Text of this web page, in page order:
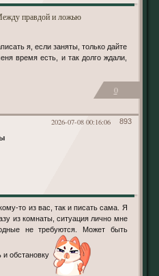
правдой и ложью
я, если заняты, только дайте
время есть, и так долго ждали,
0
893
2026-07-08 00:16:06
то из вас, так и писать сама. Я
из комнаты, ситуация лично мне
не требуются. Может быть
и обстановку